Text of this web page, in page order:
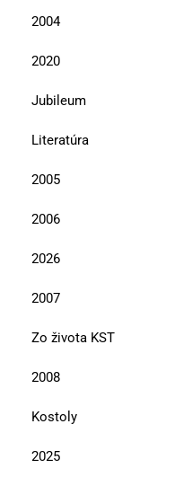
2004
2020
Jubileum
Literatúra
2005
2006
2026
2007
Zo života KST
2008
Kostoly
2025